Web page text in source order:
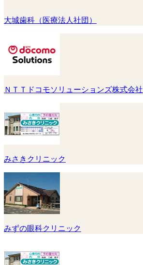
大城歯科（医療法人社団）
ＮＴＴドコモソリューションズ株式会社
みさきクリニック
みずの眼科クリニック